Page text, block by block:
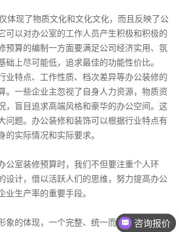
体现了物质文化和文化文化，而且反映了公
可以对办公室的工作人员产生积极和积极的
预算的编制一方面要满足公司经济实用、氛
础上尽可能低，追求最佳的功能性价比。
业特点、工作性质、档次差异等办公装修的
。一些企业主忽视了自身人力资源，物质资
，盲目追求高端风格和豪华的办公空间。这
问题。办公装修和装饰可以根据行业特点有
的实际情况和实际要求。
室装修预算时，我们不但要注重个人环
设计，借以活跃人们的思维，努力提高办公
业生产率的重要手段。
的体现，一个完整、统一而美观的办公室
咨询报价